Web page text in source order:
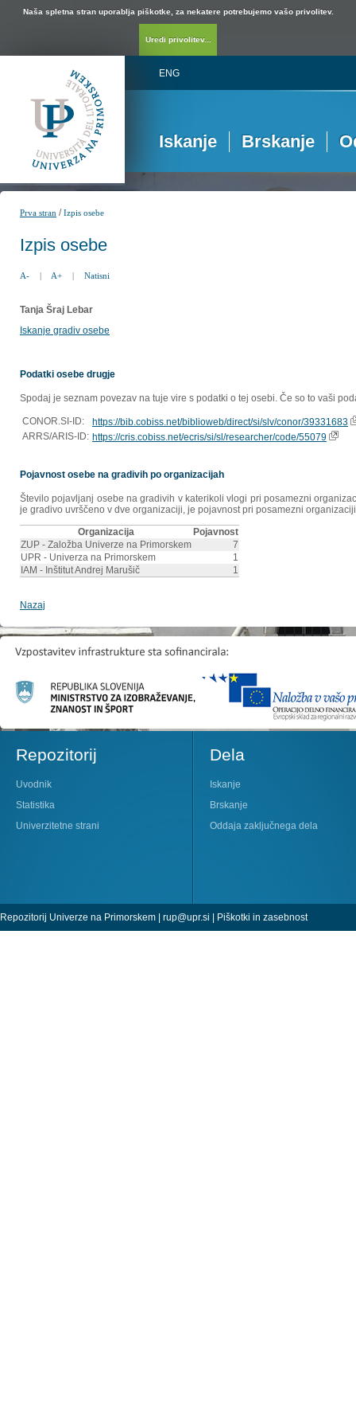
Naša spletna stran uporablja piškotke, za nekatere potrebujemo vašo privolitev.
Uredi privolitev...
ENG
Iskanje Brskanje
Prva stran /Izpis osebe
Izpis osebe
A- | A+ | Natisni
Tanja Šraj Lebar
Iskanje gradiv osebe
Podatki osebe drugje
Spodaj je seznam povezav na tuje vire s podatki o tej osebi. Če so to vaši
CONOR.SI-ID:
https://bib.cobiss.net/biblioweb/direct/si/slv/conor/39331683
ARRS/ARIS-ID: https://cris.cobiss.net/ecris/si/sl/researcher/code/55079
Pojavnost osebe na gradivih po organizacijah
Število pojavljanj osebe na gradivih v katerikoli vlogi pri posamezni
je gradivo uvrščeno v dve organizaciji, je pojavnost pri posamezni
Organizacija
Pojavnost
ZUP - Založba Univerze na Primorskem
7
UPR - Univerza na Primorskem
1
IAM - Inštitut Andrej Marušič
1
Nazaj
Repozitorij
Uvodnik
Statistika
Univerzitetne strani
Dela
Iskanje
Brskanje
Oddaja zaključnega dela
Repozitorij Univerze na Primorskem | rup@upr.si Piškotki in zasebnost